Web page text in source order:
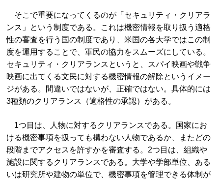
そこで重要になってくるのが「セキュリティ・クリアラ
ンス」という制度である。これは機密情報を取り扱う適格
性の審査を行う国の制度であり、米国の各大学ではこの制
度を運用することで、軍民の協力をスムーズにしている。
セキュリティ・クリアランスというと、スパイ映画や戦争
映画に出てくる文民に対する機密情報の解除というイメー
ジがある。間違いではないが、正確ではない。具体的には
3種類のクリアランス（適格性の承認）がある。
1つ目は、人物に対するクリアランスである。国家にお
ける機密事項を扱っても構わない人物であるか、またどの
段階までアクセスを許すかを審査する。2つ目は、組織や
施設に関するクリアランスである。大学や学部単位、ある
いは研究所や建物の単位で、機密事項を管理できる体制が